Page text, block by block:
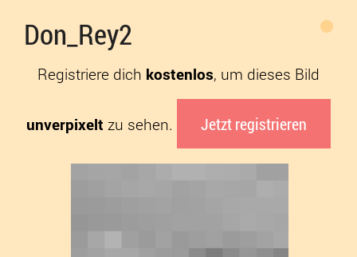
Don_Rey2
Registriere dich kostenlos, um dieses Bild
unverpixelt zu sehen. Jetzt registrieren